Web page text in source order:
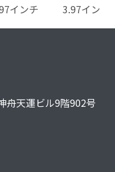
23.8インチ
舟天運ビル9階902号